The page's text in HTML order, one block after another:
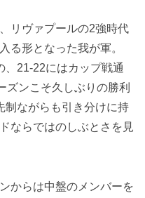
リヴァプールの2強時代
る形となった我が軍。
、21-22にはカップ戦通
ズンこそ久しぶりの勝利
制ながらも引き分けに持
ならではのしぶとさを見
からは中盤のメンバーを